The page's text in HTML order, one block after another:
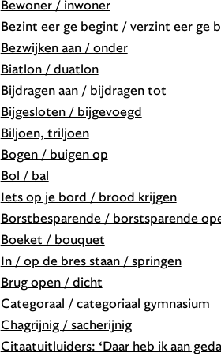
Bewoner / inwoner
Bezint eer ge begint / verzint eer ge
Bezwijken aan / onder
Biatlon / duatlon
Bijdragen aan / bijdragen tot
Bijgesloten / bijgevoegd
Biljoen, triljoen
Bogen / buigen op
Bol / bal
Iets op je bord / brood krijgen
Borstbesparende / borstsparende
Boeket / bouquet
In / op de bres staan / springen
Brug open / dicht
Categoraal / categoriaal gymnasium
Chagrijnig / sacherijnig
Citaatuitluiders: ‘Daar heb ik aan